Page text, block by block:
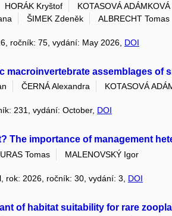
HORÁK Kryštof KOTASOVÁ
ŠIMEK Zdeněk
ALBRECHT Tomas
ročník: 75, vydání: May 2026, DOI
macroinvertebrate assemblages of
ČERNÁ Alexandra
KOTASOVÁ
231, vydání: October, DOI
The importance of management
Tomas
MALENOVSKÝ Igor
, rok: 2026, ročník: 30, vydání: 3, DOI
of habitat suitability for rare